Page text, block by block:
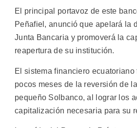
El principal portavoz de este
Peñafiel, anunció que apelará la
Junta Bancaria y promoverá la
reapertura de su institución.
El sistema financiero
pocos meses de la reversión de
pequeño Solbanco, al lograr los
capitalización necesaria para su